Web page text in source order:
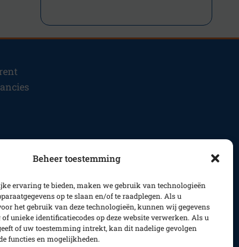
Beheer toestemming
ervaring te bieden, maken we gebruik van technologieën
op te slaan en/of te raadplegen. Als u
het gebruik van deze technologieën, kunnen wij gegevens
unieke identificatiecodes op deze website verwerken. Als u
of uw toestemming intrekt, kan dit nadelige gevolgen
functies en mogelijkheden.